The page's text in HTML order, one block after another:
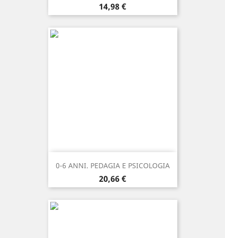
Prezzo
14,98 €
0-6 ANNI. PEDAGIA E PSICOLOGIA
Prezzo
20,66 €